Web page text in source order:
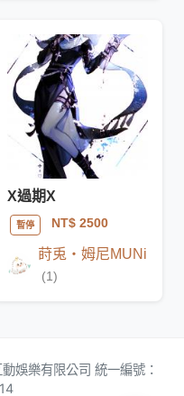
X過期X
暫停 NT$ 2500
莳兎‧姆尼MUNi
(1)
樂有限公司 統一編號：